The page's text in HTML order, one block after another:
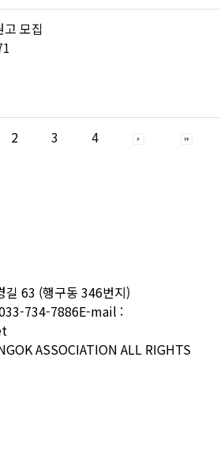
고 모집
2 3 4
길 63 (행구동 346번지)
734-7886E-mail :
ASSOCIATION ALL RIGHTS